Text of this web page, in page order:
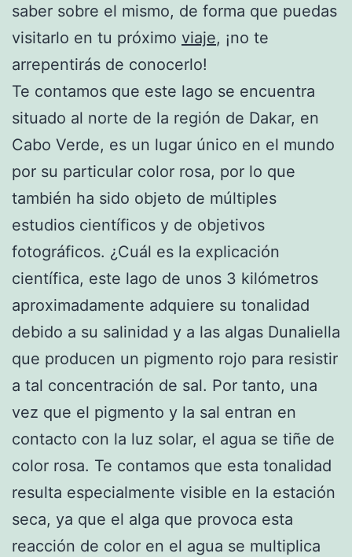
saber sobre el mismo, de forma que puedas
visitarlo en tu próximo viaje, ¡no te
arrepentirás de conocerlo!
Te contamos que este lago se encuentra
situado al norte de la región de Dakar, en
Cabo Verde, es un lugar único en el mundo
por su particular color rosa, por lo que
también ha sido objeto de múltiples
estudios científicos y de objetivos
fotográficos. ¿Cuál es la explicación
científica, este lago de unos 3 kilómetros
aproximadamente adquiere su tonalidad
debido a su salinidad y a las algas Dunaliella
que producen un pigmento rojo para resistir
a tal concentración de sal. Por tanto, una
vez que el pigmento y la sal entran en
contacto con la luz solar, el agua se tiñe de
color rosa. Te contamos que esta tonalidad
resulta especialmente visible en la estación
seca, ya que el alga que provoca esta
reacción de color en el agua se multiplica